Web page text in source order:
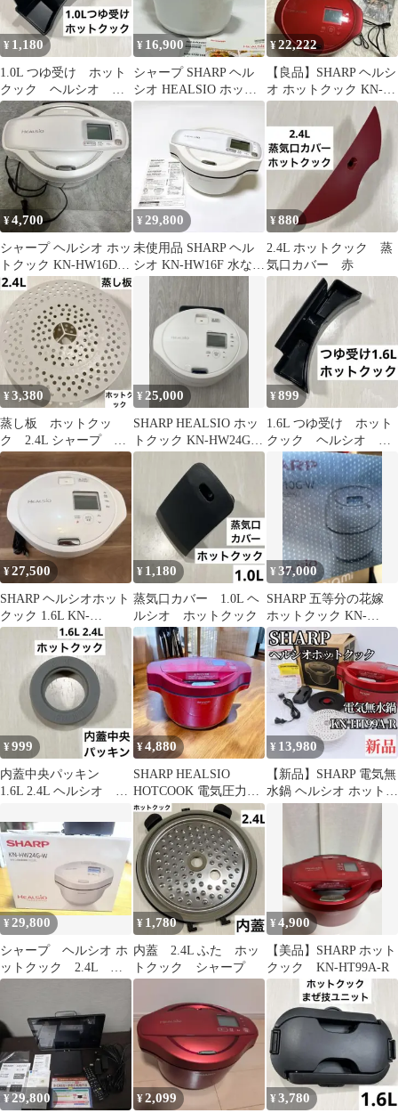
¥ 1,180
1.0L つゆ受け ホット
クック ヘルシオ
sharp
¥ 16,900
シャープ SHARP ヘル
シオ HEALSIO ホット
クック KN-HW16E
¥22,222
【良品】SHARP ヘルシ
オ ホットクック KN-
HW24G-R 本体 箱付き
¥4,700
シャープ ヘルシオ ホッ
トクック KN-HW16D-
W HEALSiO
¥ 29,800
未使用品 SHARP ヘル
シオ KN-HW16F 水なし
自動調理鍋
¥880
2.4L ホットクック 蒸
気口カバー 赤
¥3,380
蒸し板 ホットクッ
ク 2.4L シャープ ヘ
ルシオ
¥ 25,000
SHARP HEALSIO ホッ
トクック KN-HW24G-
W 2.4L
¥899
1.6L つゆ受け ホット
クック ヘルシオ シ
ャープ
¥27,500
SHARP ヘルシオホット
クック 1.6L KN-
HW16G-W水なし自動
¥ 1,180
蒸気口カバー 1.0L ヘ
ルシオ ホットクック
¥37,000
SHARP 五等分の花嫁
ホットクック KN-
HW10G-W 白
¥999
内蓋中央パッキン
1.6L 2.4L ヘルシオ ホ
¥4,880
SHARP HEALSIO
HOTCOOK 電気圧力鍋
本体
¥ 13,980
【新品】SHARP 電気無
水鍋 ヘルシオ ホットク
¥ 29,800
シャープ ヘルシオ ホ
ットクック 2.4L
KN-HW24G-W
¥ 1,780
内蓋 2.4L ふた ホッ
トクック シャープ
¥4,900
【美品】SHARP ホット
クック KN-HT99A-R
¥29,800 ¥2,099 ¥3,780